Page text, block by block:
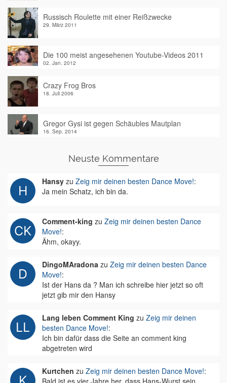
Russisch Roulette mit einer Reißzwecke
29. März 2011
Die 100 meist angesehenen Youtube-Videos 2011
02. Jan. 2012
Crazy Frog Bros
18. Juli 2006
Gregor Gysi ist gegen Schäubles Mautplan
16. Sep. 2014
Neuste Kommentare
Hansy zu Zeig mir deinen besten Dance Move!:
Ja mein Schatz, ich bin da.
Comment-king zu Zeig mir deinen besten Dance
Move!:
Ähm, okayy.
DingoMAradona zu Zeig mir deinen besten Dance
Move!:
Ist der Hans da ? Man ich schreibe hier jetzt so oft
jetzt gib mir den Hansy
Lang leben Comment King zu Zeig mir deinen
besten Dance Move!:
Ich bin dafür dass die Seite an comment king
abgetreten wird
Kurtchen zu Zeig mir deinen besten Dance Move!:
Bald ist es vier Jahre her, dass Hans-Wurst sein